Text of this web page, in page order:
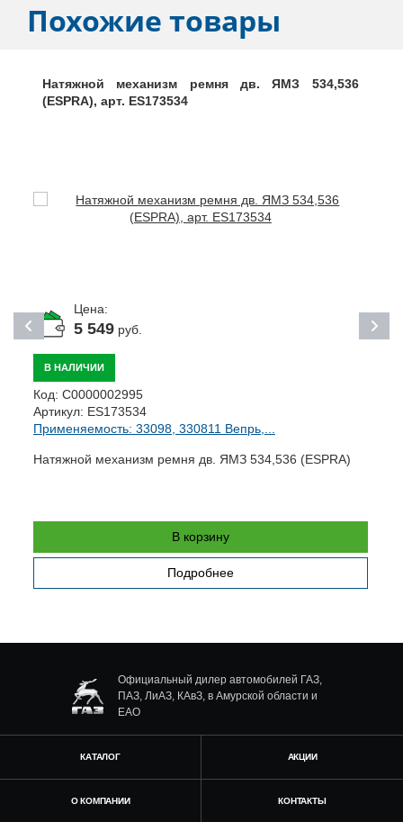
Похожие товары
Натяжной механизм ремня дв. ЯМЗ 534,536
(ESPRA), арт. ES173534
Цена:
5 549руб.
В НАЛИЧИИ
Код: С0000002995
Артикул: ES173534
Применяемость: 33098, 330811 Вепрь,...
Натяжной механизм ремня дв. ЯМЗ 534,536 (ESPRA)
В корзину
Подробнее
Официальный дилер автомобилей ГАЗ,
ПАЗ, ЛиАЗ, КАвЗ, в Амурской области и
ЕАО
КАТАЛОГ АКЦИИ
О КОМПАНИИ КОНТАКТЫ